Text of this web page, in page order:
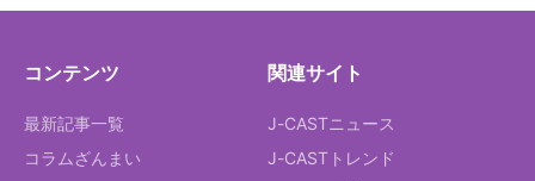
コンテンツ
最新記事一覧
コラムざんまい
関連サイト
J-CASTニュース
J-CASTトレンド